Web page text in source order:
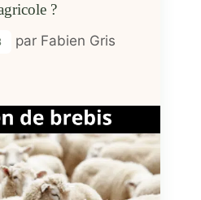
?
par Fabien Gris